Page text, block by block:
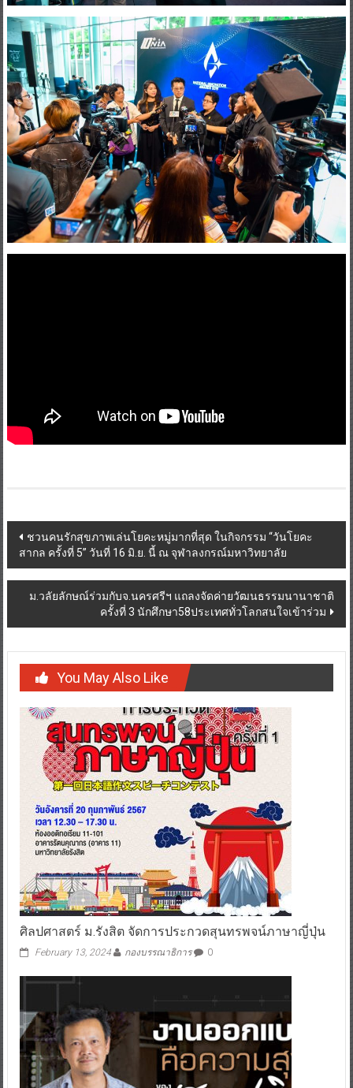
Post
navigation
ชวนคนรักสุขภาพเล่นโยคะหมู่มากที่สุด ในกิจกรรม “วันโยคะ
สากล ครั้งที่ 5” วันที่ 16 มิ.ย. นี้ ณ จุฬาลงกรณ์มหาวิทยาลัย
ม.วลัยลักษณ์ร่วมกับจ.นครศรีฯ แถลงจัดค่ายวัฒนธรรมนานาชาติ
ครั้งที่ 3 นักศึกษา58ประเทศทั่วโลกสนใจเข้าร่วม
You May Also Like
ศิลปศาสตร์ ม.รังสิต จัดการประกวดสุนทรพจน์ภาษาญี่ปุ่น
February 13, 2024 กองบรรณาธิการ 0